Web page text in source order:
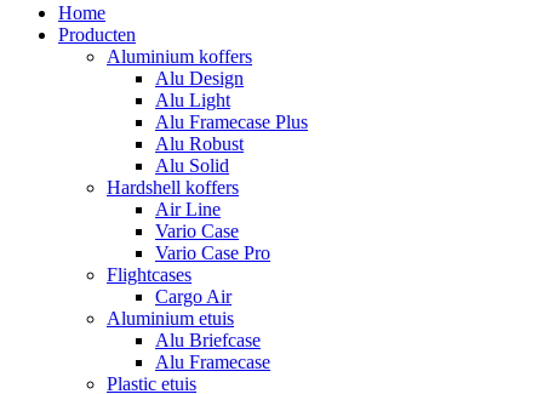
Home
Producten
Aluminium koffers
Alu Design
Alu Light
Alu Framecase Plus
Alu Robust
Alu Solid
Hardshell koffers
Air Line
Vario Case
Vario Case Pro
Flightcases
Cargo Air
Aluminium etuis
Alu Briefcase
Alu Framecase
Plastic etuis